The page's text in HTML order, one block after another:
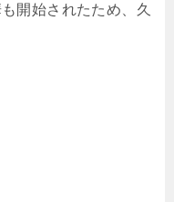
開始されたため、久